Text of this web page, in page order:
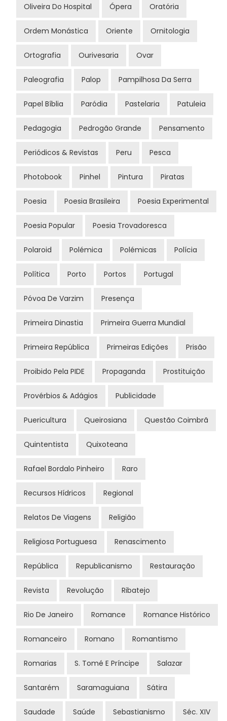
Oliveira Do Hospital Ópera Oratória
Ordem Monástica Oriente Ornitologia
Ortografia Ourivesaria Ovar
Paleografia Palop Pampilhosa Da Serra
Papel Bíblia Paródia Pastelaria Patuleia
Pedagogia Pedrogão Grande Pensamento
Periódicos & Revistas Peru Pesca
Photobook Pinhel Pintura Piratas
Poesia Poesia Brasileira Poesia Experimental
Poesia Popular Poesia Trovadoresca
Polaroid Polémica Polémicas Polícia
Política Porto Portos Portugal
Póvoa De Varzim Presença
Primeira Dinastia Primeira Guerra Mundial
Primeira República Primeiras Edições Prisão
Proibido Pela PIDE Propaganda Prostituição
Provérbios & Adágios Publicidade
Puericultura Queirosiana Questão Coimbrã
Quintentista Quixoteana
Rafael Bordalo Pinheiro Raro
Recursos Hídricos Regional
Relatos De Viagens Religião
Religiosa Portuguesa Renascimento
República Republicanismo Restauração
Revista Revolução Ribatejo
Rio De Janeiro Romance Romance Histórico
Romanceiro Romano Romantismo
Romarias S. Tomé E Príncipe Salazar
Santarém Saramaguiana Sátira
Saudade Saúde Sebastianismo Séc. XIV